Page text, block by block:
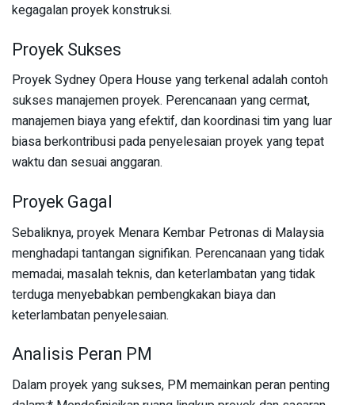
kegagalan proyek konstruksi.
Proyek Sukses
Proyek Sydney Opera House yang terkenal adalah contoh
sukses manajemen proyek. Perencanaan yang cermat,
manajemen biaya yang efektif, dan koordinasi tim yang luar
biasa berkontribusi pada penyelesaian proyek yang tepat
waktu dan sesuai anggaran.
Proyek Gagal
Sebaliknya, proyek Menara Kembar Petronas di Malaysia
menghadapi tantangan signifikan. Perencanaan yang tidak
memadai, masalah teknis, dan keterlambatan yang tidak
terduga menyebabkan pembengkakan biaya dan
keterlambatan penyelesaian.
Analisis Peran PM
Dalam proyek yang sukses, PM memainkan peran penting